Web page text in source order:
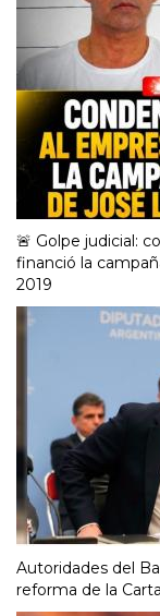
🚨 Golpe judicial:
financió la
2019
Autoridades del
reforma de la